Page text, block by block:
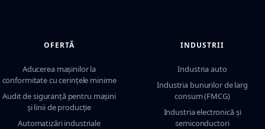
OFERTĂ
Aducerea mașinilor la
conformitate cu cerințele minime
Audit de siguranță pentru mașini
și linii de producție
Automatizări industriale
INDUSTRII
Industria auto
Industria bunurilor de larg
consum (FMCG)
Industria electronică și
semiconductori